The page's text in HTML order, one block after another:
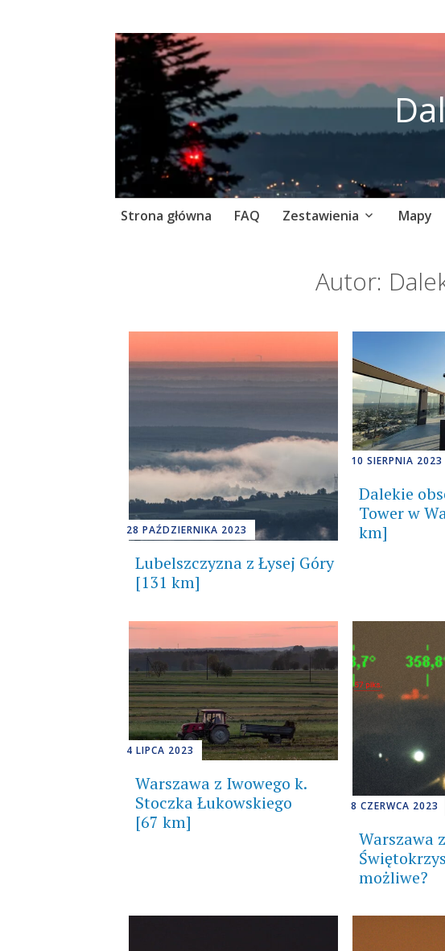
Skip
Strona główna FAQ Zestawienia Mapy
Autor:
28 PAŹDZIERNIKA 2023
Lubelszczyzna z Łysej Góry
[131 km]
10 SIERPNIA 2023
Dalekie
Tower w
km]
4 LIPCA 2023
Warszawa z Iwowego k.
Stoczka Łukowskiego
[67 km]
8 CZERWCA 2023
Warszawa
możliwe?